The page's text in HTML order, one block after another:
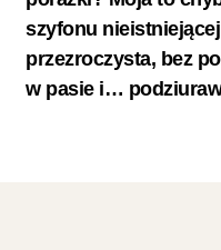
szyfonu
przezroczysta, bez
w pasie i…